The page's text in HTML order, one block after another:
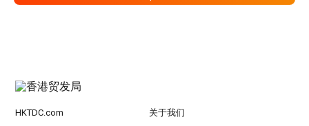
HKTDC.com 关于我们